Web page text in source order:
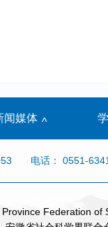
闻媒体 ^
电话： 0551-
Federation of